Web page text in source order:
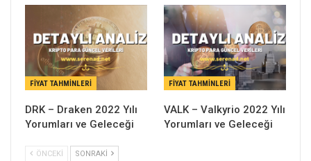
FIYAT TAHMINLERI
DRK – Draken 2022 Yılı
Yorumları ve Geleceği
FIYAT TAHMINLERI
VALK – Valkyrio 2022 Yılı
Yorumları ve Geleceği
ÖNCEKI SONRAKI